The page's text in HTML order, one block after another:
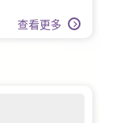
查看更多